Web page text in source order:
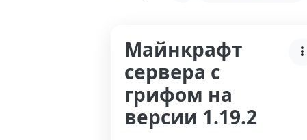
Майнкрафт
сервера с
грифом на
версии 1.19.2